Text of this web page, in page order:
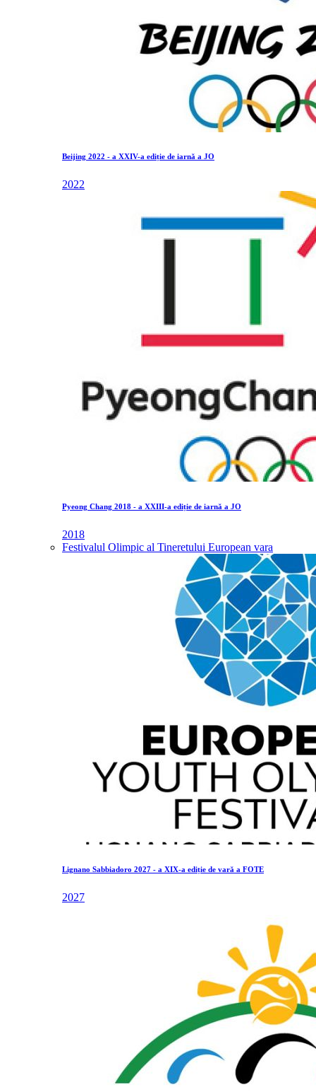
Beijing 2022 - a XXIV-a ediție de iarnă a JO
2022
Pyeong Chang 2018 - a XXIII-a ediție de iarnă a JO
2018
Festivalul Olimpic al Tineretului European vara
Lignano Sabbiadoro 2027 - a XIX-a ediție de vară a FOTE
2027